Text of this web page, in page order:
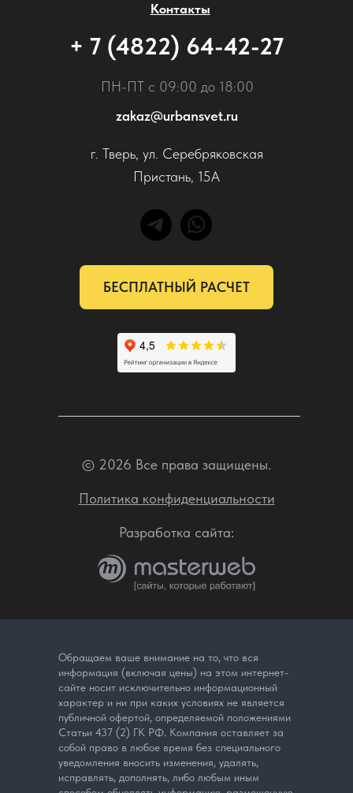
Контакты
ПН-ПТ с 09:00 до 18:00
г. Тверь, ул. Серебряковская
Пристань, 15А
БЕСПЛАТНЫЙ РАСЧЕТ
© 2026 Все права защищены.
Разработка сайта:
Политика конфиденциальности
+ 7 (4822) 64-42-27
zakaz@urbansvet.ru
Обращаем ваше внимание на то, что вся
информация (включая цены) на этом интернет-
сайте носит исключительно информационный
характер и ни при каких условиях не является
публичной офертой, определяемой положениями
Статьи 437 (2) ГК РФ. Компания оставляет за
собой право в любое время без специального
уведомления вносить изменения, удалять,
исправлять, дополнять, либо любым иным